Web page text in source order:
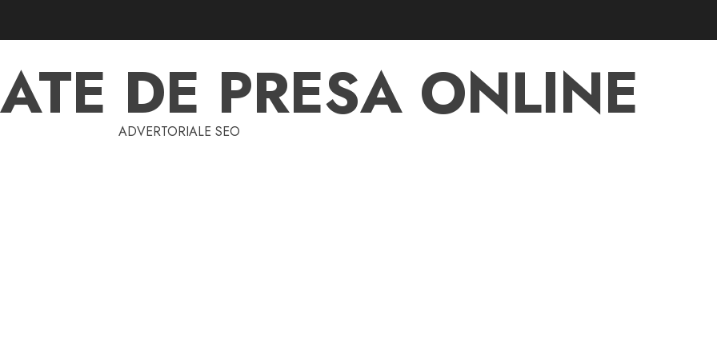
DE PRESA ONLINE
ADVERTORIALE SEO